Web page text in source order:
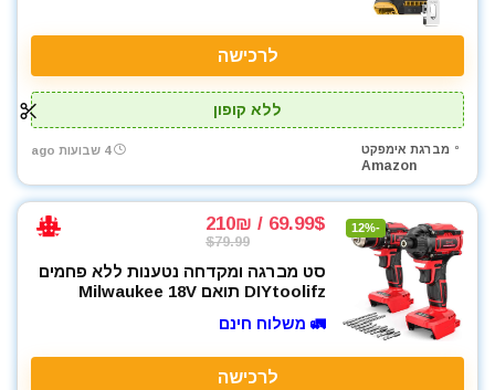
לרכישה
ללא קופון
מברגת אימפקט
Amazon
4 שבועות ago
-12%
69.99$ / 210₪
$79.99
סט מברגה ומקדחה נטענות ללא פחמים
DIYtoolifz תואם Milwaukee 18V
🚛 משלוח חינם
לרכישה